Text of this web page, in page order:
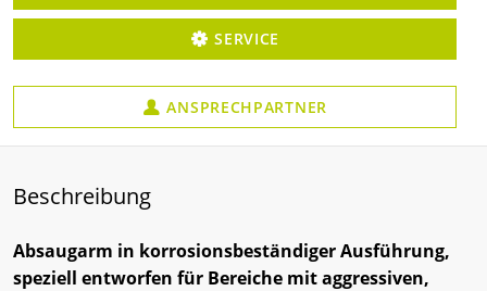
SERVICE
ANSPRECHPARTNER
Beschreibung
Absaugarm in korrosionsbeständiger Ausführung,
speziell entworfen für Bereiche mit aggressiven,